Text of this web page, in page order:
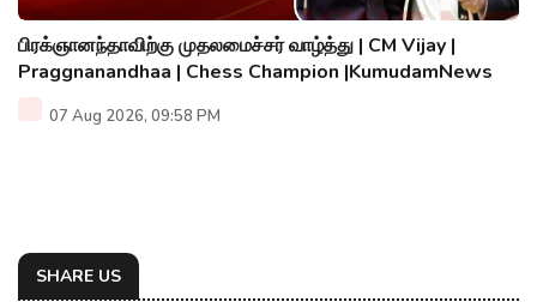
பிரக்ஞானந்தாவிற்கு முதலமைச்சர் வாழ்த்து | CM Vijay |
Praggnanandhaa | Chess Champion |KumudamNews
07 Aug 2026, 09:58 PM
SHARE US